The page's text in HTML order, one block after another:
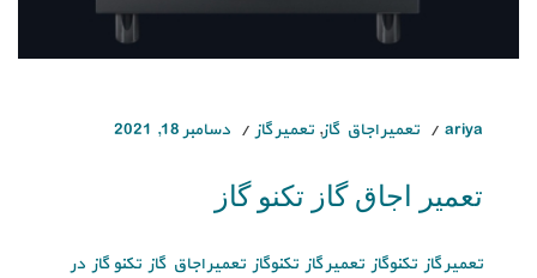
ariya تعمیر اجاق گاز, تعمیر گاز دسامبر 18, 2021
تعمیر اجاق گاز تکنو گاز
تعمیر گاز تکنوگاز تعمیر گاز تکنوگاز تعمیر اجاق گاز تکنو گاز در